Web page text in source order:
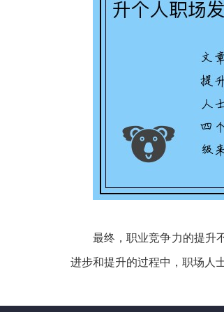
最终，职业竞争力的提升
进步和提升的过程中，职场人